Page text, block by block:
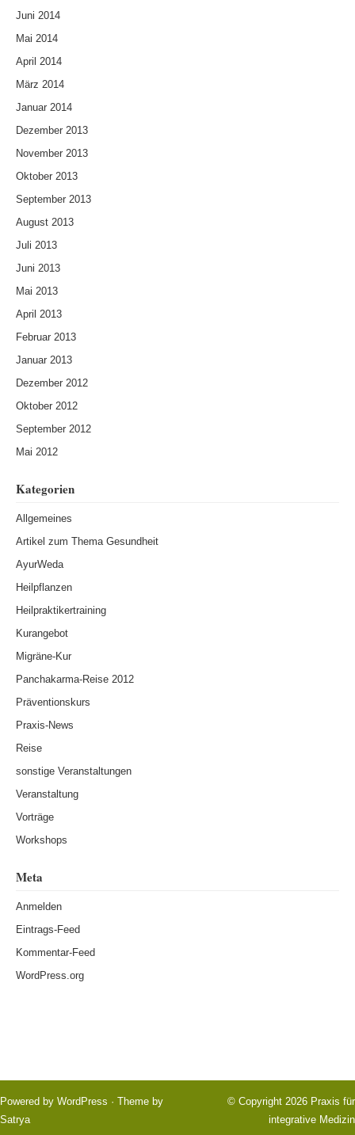
Juni 2014
Mai 2014
April 2014
März 2014
Januar 2014
Dezember 2013
November 2013
Oktober 2013
September 2013
August 2013
Juli 2013
Juni 2013
Mai 2013
April 2013
Februar 2013
Januar 2013
Dezember 2012
Oktober 2012
September 2012
Mai 2012
Kategorien
Allgemeines
Artikel zum Thema Gesundheit
AyurWeda
Heilpflanzen
Heilpraktikertraining
Kurangebot
Migräne-Kur
Panchakarma-Reise 2012
Präventionskurs
Praxis-News
Reise
sonstige Veranstaltungen
Veranstaltung
Vorträge
Workshops
Meta
Anmelden
Eintrags-Feed
Kommentar-Feed
WordPress.org
Powered by WordPress · Theme by
Satrya
© Copyright 2026 Praxis für
integrative Medizin